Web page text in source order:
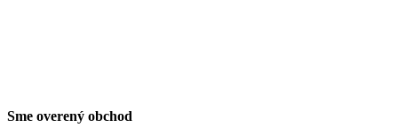
Sme overený obchod